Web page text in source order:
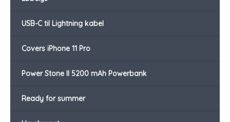
USB-C til Lightning kabel
Covers iPhone 11 Pro
Power Stone II 5200 mAh Powerbank
Ready for summer